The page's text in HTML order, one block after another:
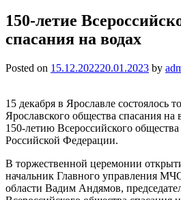
150-летие
спасания на водах
Posted on 15.12.202220.01.2023 by
15 декабря в Ярославле состоялось
Ярославского общества спасания на
150-летию Всероссийского
Российской Федерации.
В торжественной церемонии
начальник Главного управления
области Вадим Андямов,